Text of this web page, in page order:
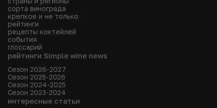
сорта винограда
крепкое и не только
рейтинги
рецепты коктейлей
события
глоссарий
рейтинги Simple wine news
Сезон 2026-2027
Сезон 2025-2026
Сезон 2024-2025
Сезон 2023-2024
интересные статьи